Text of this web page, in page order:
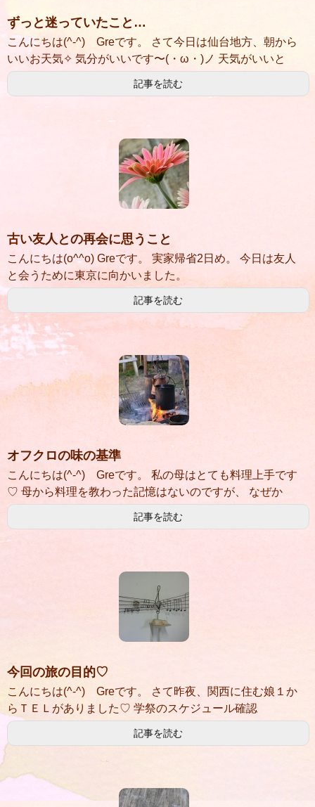
ずっと迷っていたこと…
こんにちは(^-^) Greです。 さて今日は仙台地方、朝から
いいお天気✧ 気分がいいです〜(・ω・)ノ 天気がいいと
記事を読む
古い友人との再会に思うこと
こんにちは(o^^o) Greです。 実家帰省2日め。 今日は友人
と会うために東京に向かいました。
記事を読む
オフクロの味の基準
こんにちは(^-^) Greです。 私の母はとても料理上手です
♡ 母から料理を教わった記憶はないのですが、 なぜか
記事を読む
今回の旅の目的♡
こんにちは(^-^) Greです。 さて昨夜、関西に住む娘１か
らＴＥＬがありました♡ 学祭のスケジュール確認
記事を読む